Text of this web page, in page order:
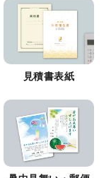
見積書表紙